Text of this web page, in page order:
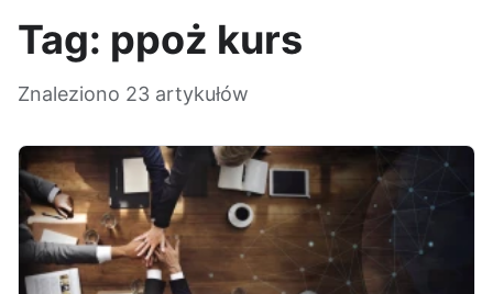
Tag: ppoż kurs
Znaleziono 23 artykułów